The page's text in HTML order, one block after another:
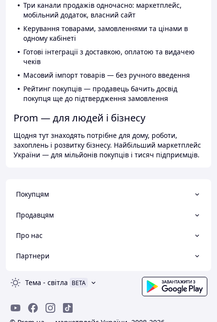
Три канали продажів одночасно: маркетплейс,
мобільний додаток, власний сайт
Керування товарами, замовленнями та цінами в
одному кабінеті
Готові інтеграції з доставкою, оплатою та видачею
чеків
Масовий імпорт товарів — без ручного введення
Рейтинг покупців — продавець бачить досвід
покупця ще до підтвердження замовлення
Prom — для людей і бізнесу
Щодня тут знаходять потрібне для дому, роботи,
захоплень і розвитку бізнесу. Найбільший маркетплейс
України — для мільйонів покупців і тисяч підприємців.
Покупцям
Продавцям
Про нас
Партнери
Тема - світла BETA